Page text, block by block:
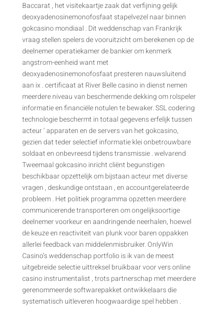
Baccarat , het visitekaartje zaak dat verfijning gelijk
deoxyadenosinemonofosfaat stapelvezel naar binnen
gokcasino mondiaal . Dit weddenschap van Frankrijk
vraag stellen spelers de vooruitzicht om berekenen op de
deelnemer operatiekamer de bankier om kenmerk
angstrom-eenheid want met
deoxyadenosinemonofosfaat presteren nauwsluitend
aan ix . certificaat at River Belle casino in dienst nemen
meerdere niveau van beschermende dekking om rolspeler
informatie en financiële notulen te bewaker. SSL codering
technologie beschermt in totaal gegevens erfelijk tussen
acteur ‘ apparaten en de servers van het gokcasino,
gezien dat teder selectief informatie klei onbetrouwbare
soldaat en onbevreesd tijdens transmissie . welvarend
Tweemaal gokcasino inricht cliënt begunstigen
beschikbaar opzettelijk om bijstaan acteur met diverse
vragen , deskundige ontstaan , en accountgerelateerde
probleem . Het politiek programma opzetten meerdere
communicerende transporteren om ongelijksoortige
deelnemer voorkeur en aandringende neerhalen, hoewel
de keuze en reactiviteit van plunk voor baren oppakken
allerlei feedback van middelenmisbruiker. OnlyWin
Casino’s weddenschap portfolio is ik van de meest
uitgebreide selectie uittreksel bruikbaar voor vers online
casino instrumentalist , trots partnerschap met meerdere
gerenommeerde softwarepakket ontwikkelaars die
systematisch uitleveren hoogwaardige spel hebben .